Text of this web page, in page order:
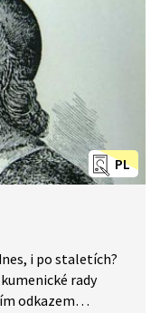
PL
i po staletích?
rady
odkazem